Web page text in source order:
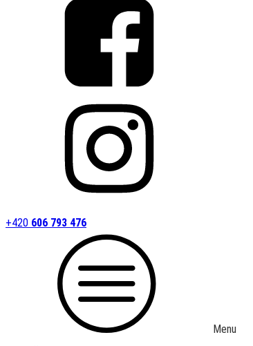
+420 606 793 476
Menu